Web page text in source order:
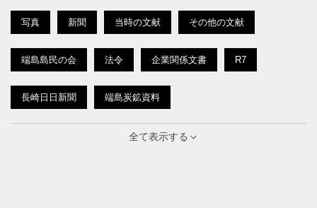
写真 新聞 当時の文献 その他の文献
端島島民の会 法令 企業関係文書 R7
長崎日日新聞 端島炭鉱資料
抗議文
全て表示する